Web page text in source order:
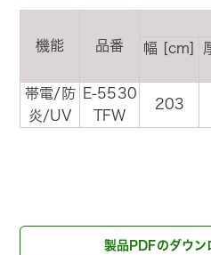
機能 品番 幅 [cm]
帯電/防
炎/UV
E-5530
TFW
203
製品PDFのダウン